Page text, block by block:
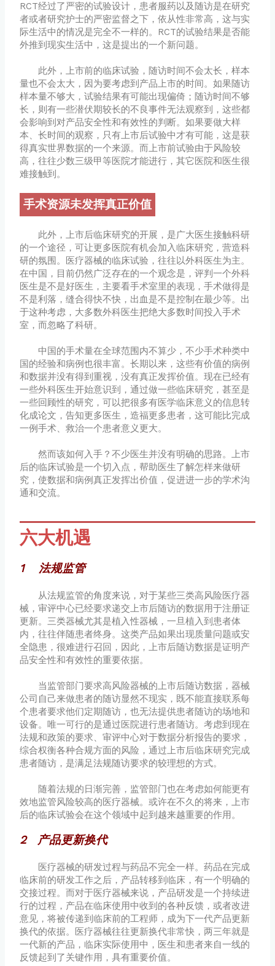
RCT经过了严密的试验设计，患者服药以及随访是在研究
者或者研究护士的严密监督之下，依从性非常高，这与实
际生活中的情况是完全不一样的。RCT的试验结果是否能
外推到现实生活中，这是提出的一个新问题。
此外，上市前的临床试验，随访时间不会太长，样本
量也不会太大，因为要考虑到产品上市的时间。如果随访
样本量不够大，试验结果有可能出现偏倚；随访时间不够
长，则有一些潜伏期较长的不良事件无法观察到，这些都
会影响到对产品安全性和有效性的判断。如果要做大样
本、长时间的观察，只有上市后试验中才有可能，这是获
得真实世界数据的一个来源。而上市前试验由于风险较
高，往往少数三级甲等医院才能进行，其它医院和医生很
难接触到。
手术资源未发挥真正价值
此外，上市后临床研究的开展，是广大医生接触科研
的一个途径，可让更多医院有机会加入临床研究，营造科
研的氛围。医疗器械的临床试验，往往以外科医生为主。
在中国，目前仍然广泛存在的一个观念是，评判一个外科
医生是不是好医生，主要看手术室里的表现，手术做得是
不是利落，缝合得快不快，出血是不是控制在最少等。出
于这种考虑，大多数外科医生把绝大多数时间投入手术
室，而忽略了科研。
中国的手术量在全球范围内不算少，不少手术种类中
国的经验和病例也很丰富。长期以来，这些有价值的病例
和数据并没有得到重视，没有真正发挥价值。现在已经有
一些外科医生开始意识到，通过做一些临床研究，甚至是
一些回顾性的研究，可以把很多有医学临床意义的信息转
化成论文，告知更多医生，造福更多患者，这可能比完成
一例手术、救治一个患者意义更大。
然而该如何入手？不少医生并没有明确的思路。上市
后的临床试验是一个切入点，帮助医生了解怎样来做研
究，使数据和病例真正发挥出价值，促进进一步的学术沟
通和交流。
六大机遇
1 法规监管
从法规监管的角度来说，对于某些三类高风险医疗器
械，审评中心已经要求递交上市后随访的数据用于注册证
更新。三类器械尤其是植入性器械，一旦植入到患者体
内，往往伴随患者终身。这类产品如果出现质量问题或安
全隐患，很难进行召回，因此，上市后随访数据是证明产
品安全性和有效性的重要依据。
当监管部门要求高风险器械的上市后随访数据，器械
公司自己来做患者的随访显然不现实，既不能直接联系每
个患者要求他们定期随访，也无法提供患者随访的场地和
设备。唯一可行的是通过医院进行患者随访。考虑到现在
法规和政策的要求、审评中心对于数据分析报告的要求，
综合权衡各种合规方面的风险，通过上市后临床研究完成
患者随访，是满足法规随访要求的较理想的方式。
随着法规的日渐完善，监管部门也在考虑如何能更有
效地监管风险较高的医疗器械。或许在不久的将来，上市
后的临床试验会在这个领域中起到越来越重要的作用。
2 产品更新换代
医疗器械的研发过程与药品不完全一样。药品在完成
临床前的研发工作之后，产品转移到临床，有一个明确的
交接过程。而对于医疗器械来说，产品研发是一个持续进
行的过程，产品在临床使用中收到的各种反馈，或者改进
意见，将被传递到临床前的工程师，成为下一代产品更新
换代的依据。医疗器械往往更新换代非常快，两三年就是
一代新的产品，临床实际使用中，医生和患者来自一线的
反馈起到了关键作用，具有重要价值。